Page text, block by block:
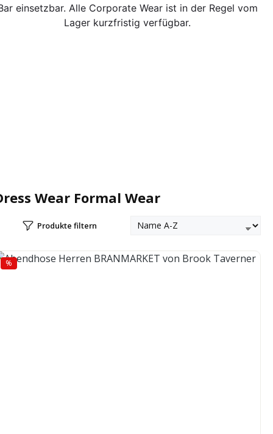
einsetzbar. Alle Corporate Wear ist in der Regel vom
Lager kurzfristig verfügbar.
Wear Formal Wear
Produkte filtern
Rabatt
%